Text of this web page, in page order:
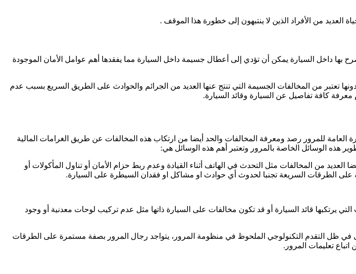
من الأفراد الذين لا ينتبهون إلى خطورة هذا الموقف .
بها داخل السيارة يمكن أن تؤدي إلى أعطال جسيمة داخل السيارة مما يفقدها أهم عوامل الأمان الموجودة
تعتبر من المخالفات الجسيمة التي تنتج عنها العديد من الجرائم والحوادث على الطريق السريع بسبب عدم
كافة تفاصيل عن السيارة وقائد السيارة.
العامة للمرور رصد ومعرفة المخالفات والحد أيضا من ارتكاب هذه المخالفات عن طريق الغرامات المالية
هذه الوسائل الخاصة بالمرور وتعتبر أهم هذه الوسائل هي:
من المخالفات مثل التحدث في الهاتف أثناء القيادة وعدم ربط حزام الأمان أو تناول المأكولات أو
على الطرقات السريعة تجنبا لحدوث أي حوادث او مشاكل او فقدان السيطرة على السيارة.
يرتكبها قائد السيارة أو قد تكون مخالفات على السيارة ذاتها مثل عدم تركيب لوحات معدنية أو وجود
في ظل التقدم التكنولوجي الملحوظ في منظومة المرور، يتواجد رجال المرور بصفة مستمرة على الطرقات
تعليمات المرور.